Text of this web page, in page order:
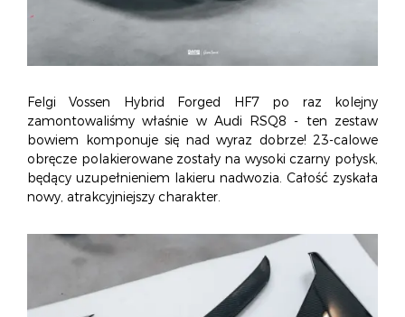
Felgi Vossen Hybrid Forged HF7 po raz kolejny
zamontowaliśmy właśnie w Audi RSQ8 - ten zestaw
bowiem komponuje się nad wyraz dobrze! 23-calowe
obręcze polakierowane zostały na wysoki czarny połysk,
będący uzupełnieniem lakieru nadwozia. Całość zyskała
nowy, atrakcyjniejszy charakter.